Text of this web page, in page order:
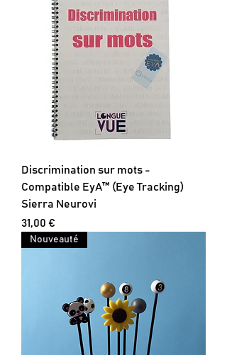
Discrimination sur mots -
Compatible EyA™ (Eye Tracking)
Sierra Neurovi
Prix
31,00 €
Nouveauté